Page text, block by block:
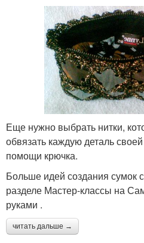
Еще нужно выбрать нитки,
обвязать каждую деталь
помощи крючка.
Больше идей создания сумок
разделе Мастер-классы на
руками .
читать дальше →